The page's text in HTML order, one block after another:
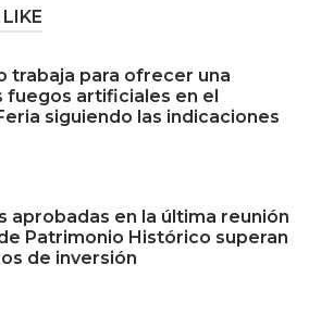
trabaja para ofrecer una
fuegos artificiales en el
siguiendo las indicaciones
aprobadas en la última reunión
Patrimonio Histórico superan
de inversión